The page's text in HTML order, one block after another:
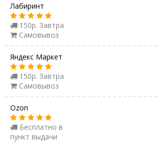
Лабиринт
150р. Завтра
Самовывоз
Яндекс Маркет
150р. Завтра
Самовывоз
Ozon
Бесплатно в
пункт выдачи